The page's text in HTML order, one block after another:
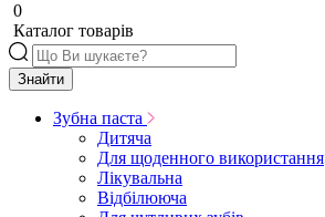
0
Каталог товарів
Знайти
Зубна паста
Дитяча
Для щоденного використання
Лікувальна
Відбілююча